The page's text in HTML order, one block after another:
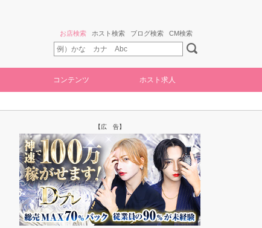
お店検索 ホスト検索 ブログ検索 CM検索
コンテンツ ホスト求人
【広 告】